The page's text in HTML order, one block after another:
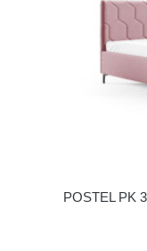
POSTEL PK